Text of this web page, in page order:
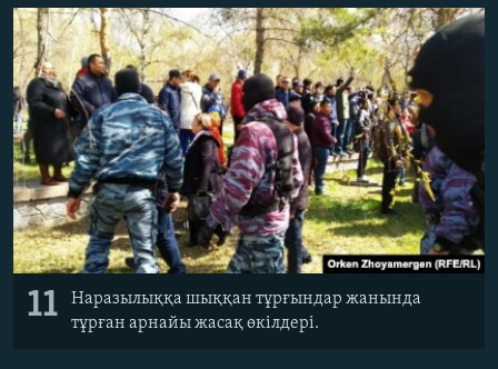
11
Наразылыққа шыққан тұрғындар жанында
тұрған арнайы жасақ өкілдері.